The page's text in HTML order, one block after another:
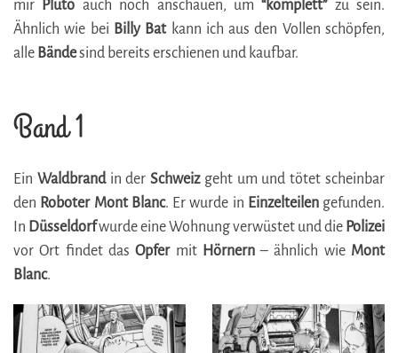
mir
Pluto auch noch anschauen, um“komplett”zu sein.
Ähnlich wie bei Billy Batkann ich aus den Vollen schöpfen,
alle Bändesind bereits erschienen und kaufbar.
Band 1
Ein Waldbrandin derSchweizgeht um und tötet scheinbar
den Roboter Mont Blanc. Er wurde in Einzelteilengefunden.
In Düsseldorfwurde eine Wohnung verwüstet und die Polizei
vor Ort findet dasOpfermit Hörnern– ähnlich wie Mont
Blanc.